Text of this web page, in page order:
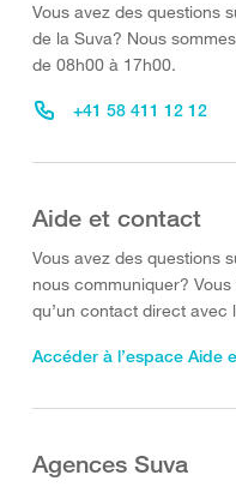
Vous avez des questions
de la Suva? Nous
de 08h00 à 17h00.
+41 58 411 12 12
Aide et contact
Vous avez des questions
nous communiquer?
qu’un contact direct avec
Accéder à l’espace Aide
Agences Suva